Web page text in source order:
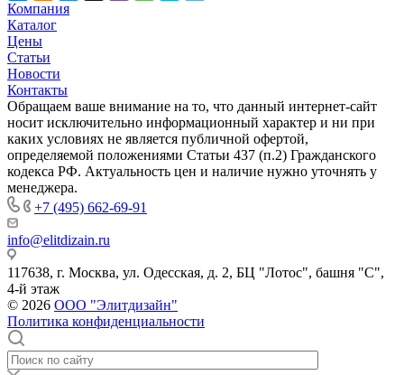
Компания
Каталог
Цены
Статьи
Новости
Контакты
Обращаем ваше внимание на то, что данный интернет-сайт
носит исключительно информационный характер и ни при
каких условиях не является публичной офертой,
определяемой положениями Статьи 437 (п.2) Гражданского
кодекса РФ. Актуальность цен и наличие нужно уточнять у
менеджера.
+7 (495) 662-69-91
info@elitdizain.ru
117638, г. Москва, ул. Одесская, д. 2, БЦ "Лотос", башня "С",
4-й этаж
© 2026 ООО "Элитдизайн"
Политика конфиденциальности